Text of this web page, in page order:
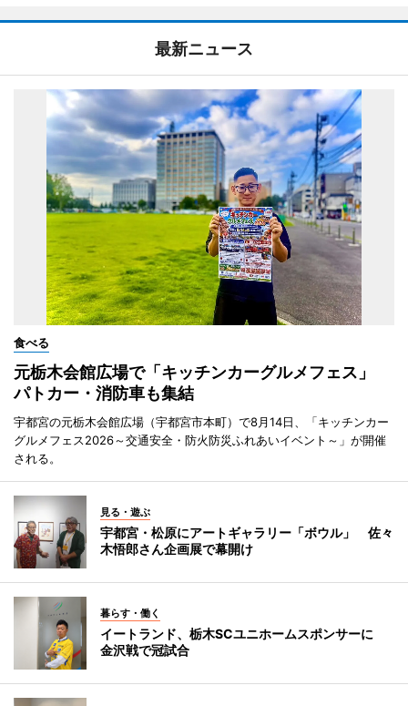
最新ニュース
食べる
元栃木会館広場で「キッチンカーグルメフェス」
パトカー・消防車も集結
宇都宮の元栃木会館広場（宇都宮市本町）で8月14日、「キッチンカー
グルメフェス2026～交通安全・防火防災ふれあいイベント～」が開催
される。
見る・遊ぶ
宇都宮・松原にアートギャラリー「ボウル」 佐々
木悟郎さん企画展で幕開け
暮らす・働く
イートランド、栃木SCユニホームスポンサーに
金沢戦で冠試合